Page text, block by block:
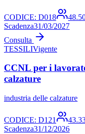
CODICE: D018
Scadenza31/03/2027
Consulta
TESSILIVigente
CCNL per i
calzature
industria delle calzature
CODICE: D121
Scadenza31/12/2026